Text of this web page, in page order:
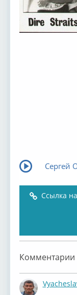
Сергей
Ссылка
Комментарии